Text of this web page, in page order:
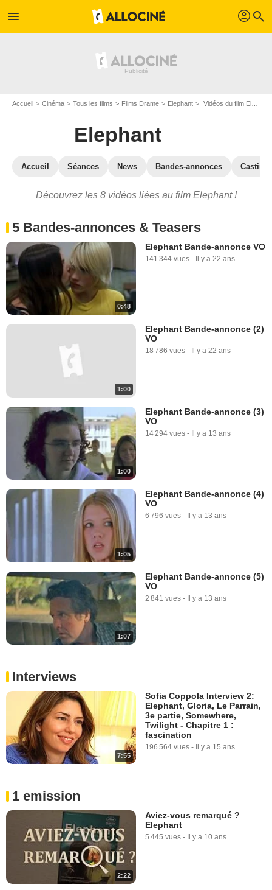
menu profil search
Accueil Cinéma Tous les films Films Drame Elephant Vidéos du film Elephant
Elephant
Accueil Séances News Bandes-annonces Casting
Découvrez les 8 vidéos liées au film Elephant !
5 Bandes-annonces & Teasers
0:48
Elephant Bande-annonce VO
141 344 vues - Il y a 22 ans
1:00
Elephant Bande-annonce (2)
VO
18 786 vues - Il y a 22 ans
1:00
Elephant Bande-annonce (3)
VO
14 294 vues - Il y a 13 ans
1:05
Elephant Bande-annonce (4)
VO
6 796 vues - Il y a 13 ans
1:07
Elephant Bande-annonce (5)
VO
2 841 vues - Il y a 13 ans
Interviews
7:55
Sofia Coppola Interview 2:
Elephant, Gloria, Le Parrain,
3e partie, Somewhere,
Twilight - Chapitre 1 :
fascination
196 564 vues - Il y a 15 ans
1 emission
2:22
Aviez-vous remarqué ?
Elephant
5 445 vues - Il y a 10 ans